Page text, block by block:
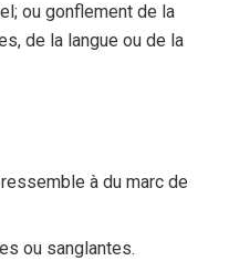
ou gonflement de la
de la langue ou de la
à du marc de
ou sanglantes.